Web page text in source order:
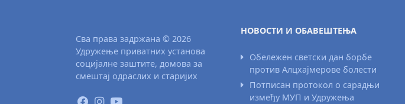
Сва права задржана © 2026
Удружење приватних установа
социјалне заштите, домова за
смештај одраслих и старијих
НОВОСТИ И ОБАВЕШТЕЊА
Обележен светски дан борбе
против Алцхајмерове болести
Потписан протокол о сарадњи
између МУП и Удружења